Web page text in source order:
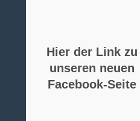
Hier der Link zu
unseren neuen
Facebook-Seite